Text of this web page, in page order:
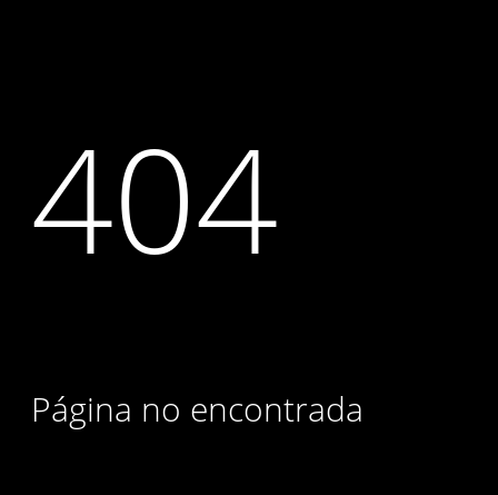
404
Página no encontrada